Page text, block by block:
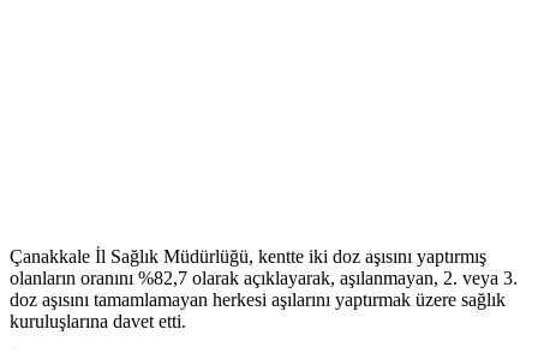
Çanakkale İl Sağlık Müdürlüğü, kentte iki doz aşısını yaptırmış
olanların oranını %82,7 olarak açıklayarak, aşılanmayan, 2. veya 3.
doz aşısını tamamlamayan herkesi aşılarını yaptırmak üzere sağlık
kuruluşlarına davet etti.